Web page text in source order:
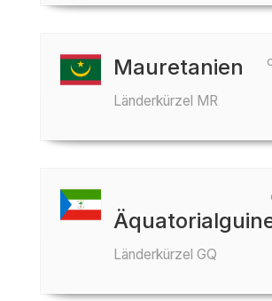
Mauretanien
Länderkürzel MR
Länderkürzel GQ